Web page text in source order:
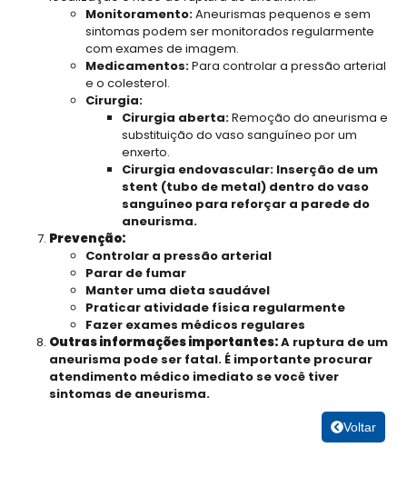
Monitoramento:Aneurismas pequenos e sem
sintomas podem ser monitorados regularmente
com exames de imagem.
Medicamentos:Para controlar a pressão arterial
e o colesterol.
Cirurgia:
Cirurgia aberta:Remoção do aneurisma e
substituição do vaso sanguíneo por um
enxerto.
Cirurgia endovascular: Inserção de um
stent (tubo de metal) dentro do vaso
sanguíneo para reforçar a parede do
aneurisma.
Prevenção:
Controlar a pressão arterial
Parar de fumar
Manter uma dieta saudável
Praticar atividade física regularmente
Fazer exames médicos regulares
Outras informações importantes:A ruptura de um
aneurisma pode ser fatal. É importante procurar
atendimento médico imediato se você tiver
sintomas de aneurisma.
Voltar